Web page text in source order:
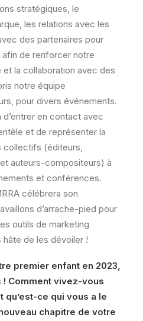
stratégiques, le
les relations avec les
des partenaires pour
de renforcer notre
et la collaboration avec des
notre équipe
pour divers événements.
d’entrer en contact avec
et de représenter la
collectifs (éditeurs,
auteurs-compositeurs) à
et conférences.
célébrera son
d’arrache-pied pour
outils de marketing
de les dévoiler !
premier enfant en 2023,
Comment vivez-vous
qu’est-ce qui vous a le
chapitre de votre